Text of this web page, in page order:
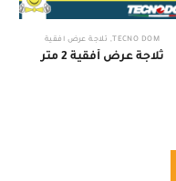
TECNO DOM
, ثلاجة عرض أفقية
ثلاجة عرض أفقية 2 متر